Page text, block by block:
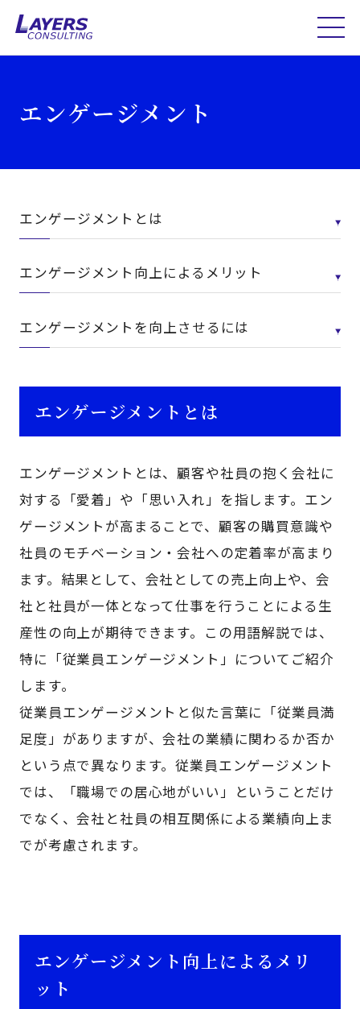
エンゲージメント
エンゲージメントとは
エンゲージメント向上によるメリット
エンゲージメントを向上させるには
エンゲージメントとは
エンゲージメントとは、顧客や社員の抱く会社に
対する「愛着」や「思い入れ」を指します。エン
ゲージメントが高まることで、顧客の購買意識や
社員のモチベーション・会社への定着率が高まり
ます。結果として、会社としての売上向上や、会
社と社員が一体となって仕事を行うことによる生
産性の向上が期待できます。この用語解説では、
特に「従業員エンゲージメント」についてご紹介
します。
従業員エンゲージメントと似た言葉に「従業員満
足度」がありますが、会社の業績に関わるか否か
という点で異なります。従業員エンゲージメント
では、「職場での居心地がいい」ということだけ
でなく、会社と社員の相互関係による業績向上ま
でが考慮されます。
エンゲージメント向上によるメリ
ット